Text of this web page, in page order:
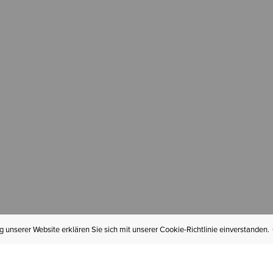
unserer Website erklären Sie sich mit unserer Cookie-Richtlinie einverstanden.